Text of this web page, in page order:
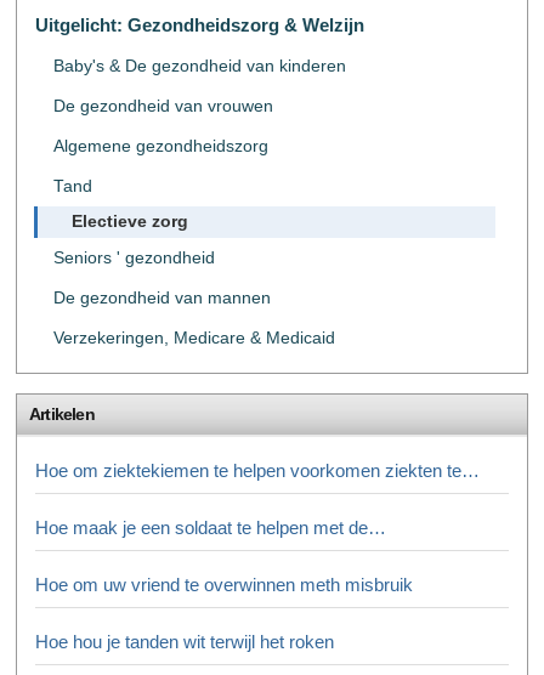
Uitgelicht: Gezondheidszorg & Welzijn
Baby's & De gezondheid van kinderen
De gezondheid van vrouwen
Algemene gezondheidszorg
Tand
Electieve zorg
Seniors ' gezondheid
De gezondheid van mannen
Verzekeringen, Medicare & Medicaid
Artikelen
Hoe om ziektekiemen te helpen voorkomen ziekten te…
Hoe maak je een soldaat te helpen met de…
Hoe om uw vriend te overwinnen meth misbruik
Hoe hou je tanden wit terwijl het roken